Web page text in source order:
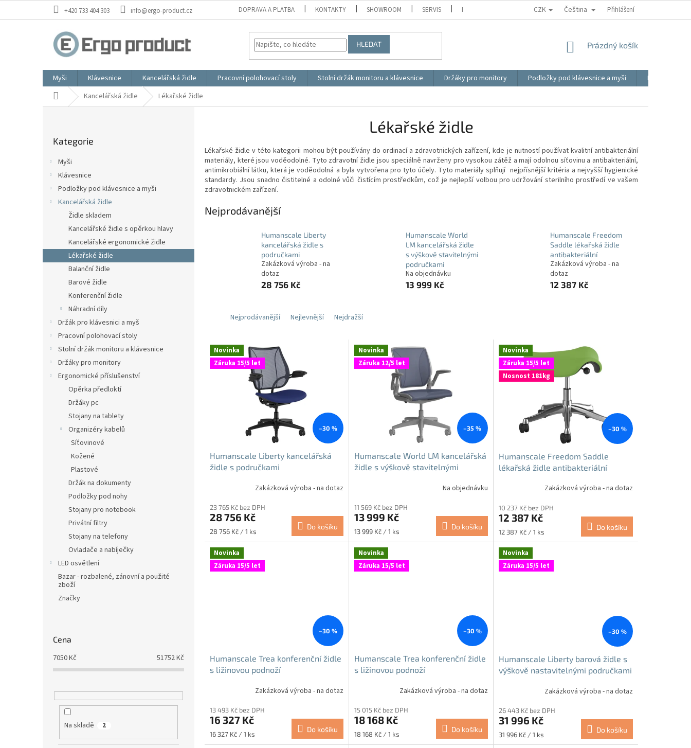
+420 733 404 303 info@ergo-product.cz DOPRAVA A PLATBA KONTAKTY SHOWROOM SERVIS REKLAMACE VIDEO MOJE OBJEDNÁVKA
CZK Čeština Přihlášení
HLEDAT
NÁKUPNÍ
Prázdný košík
Myši Klávesnice Kancelářská židle Pracovní polohovací stoly Stolní držák monitoru a klávesnice Držáky pro monitory Podložky pod klávesnice a myši
Ergonomické
Domů Kancelářská židle Lékařské židle
e
l
kategorie
Kategorie
Myši
Klávesnice
Podložky pod klávesnice a myši
Kancelářská židle
Židle skladem
Kancelářské židle s opěrkou hlavy
Kancelářské ergonomické židle
Lékařské židle
Balanční židle
Barové židle
Konferenční židle
Náhradní díly
Držák pro klávesnici a myš
Pracovní polohovací stoly
Stolní držák monitoru a klávesnice
Držáky pro monitory
Ergonomické příslušenství
Opěrka předloktí
Držáky pc
Stojany na tablety
Organizéry kabelů
Síťovinové
Kožené
Plastové
Držák na dokumenty
Podložky pod nohy
Stojany pro notebook
Privátní filtry
Stojany na telefony
Ovladače a nabíječky
LED osvětlení
Bazar - rozbalené, zánovní a použité
zboží
Značky
Cena
7050Kč 51752Kč
Na skladě 2
Lékařské židle
Lékařské židle v této kategorii mohou být používány do ordinací a zdravotnických zařízení, kde je nutností používat kvalitní antibakteriální
materiály, které jsou voděodolné. Tyto zdravotní židle jsou speciálně navrženy pro vysokou zátěž a mají odolnou síťovinu a antibakteriální,
antimikrobiální látku, která je voděodolná a byla vytvořena pro tyto účely. Tyto materiály splňují nejpřísnější kritéria a nejvyšší hygienické
standardy. Jsou snadno čistitelné a odolné vůči čistícím prostředkům, což je nejlepší volbou pro udržování sterilního prostředí ve vašem
zdravotnickém zařízení.
Nejprodávanější
Humanscale Liberty
kancelářská židle s
područkami
Zakázková výroba - na
dotaz
28 756 Kč
Humanscale World
LM kancelářská židle
s výškově stavitelnými
područkami
Na objednávku
13 999 Kč
Humanscale Freedom
Saddle lékařská židle
antibakteriální
Zakázková výroba - na
dotaz
12 387 Kč
Nejprodávanější Nejlevnější Nejdražší
V
p
Novinka
Záruka 15/5 let
–30 %
Humanscale Liberty kancelářská
židle s područkami
Zakázková výroba - na dotaz
23 765 Kč bez DPH
28 756 Kč
Měrná
cena:
28 756 Kč / 1 ks
Do košíku
Novinka
Záruka 12/5 let
–35 %
Humanscale World LM kancelářská
židle s výškově stavitelnými
Na objednávku
11 569 Kč bez DPH
13 999 Kč
Měrná
cena:
13 999 Kč / 1 ks
Do košíku
Novinka
Záruka 15/5 let
Nosnost 181kg
–30 %
Humanscale Freedom Saddle
lékařská židle antibakteriální
Zakázková výroba - na dotaz
10 237 Kč bez DPH
12 387 Kč
Měrná
cena:
12 387 Kč / 1 ks
Do košíku
Novinka
Záruka 15/5 let
–30 %
Humanscale Trea konferenční židle
s ližinovou podnoží
Zakázková výroba - na dotaz
13 493 Kč bez DPH
16 327 Kč
Měrná
cena:
16 327 Kč / 1 ks
Do košíku
Novinka
Záruka 15/5 let
–30 %
Humanscale Trea konferenční židle
s ližinovou podnoží
Zakázková výroba - na dotaz
15 015 Kč bez DPH
18 168 Kč
Měrná
cena:
18 168 Kč / 1 ks
Do košíku
Novinka
Záruka 15/5 let
–30 %
Humanscale Liberty barová židle s
výškově nastavitelnými područkami
Zakázková výroba - na dotaz
26 443 Kč bez DPH
31 996 Kč
Měrná
cena:
31 996 Kč / 1 ks
Do košíku